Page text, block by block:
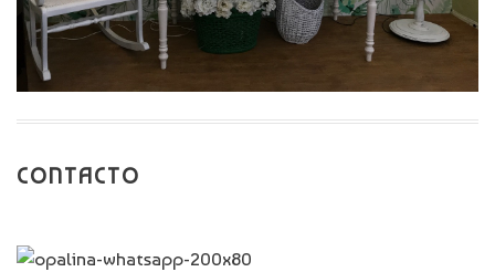
CONTACTO